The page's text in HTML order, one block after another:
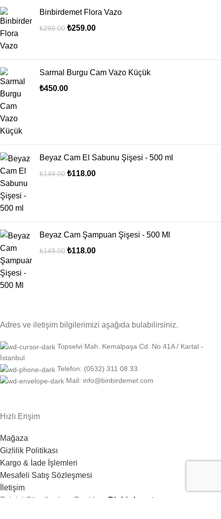
Binbirdemet Flora Vazo
₺299.00 ₺259.00
Sarmal Burgu Cam Vazo Küçük
₺450.00
Beyaz Cam El Sabunu Şişesi - 500 ml
₺149.00 ₺118.00
Beyaz Cam Şampuan Şişesi - 500 Ml
₺149.00 ₺118.00
Adres ve iletişim bilgilerimizi aşağıda bulabilirsiniz.
Topselvi Mah. Kemalpaşa Cd. No 41A / Kartal -
İstanbul
Telefon: (0532) 311 08 33
Mail: info@binbirdemet.com
Hızlı Erişim
Mağaza
Gizlilik Politikası
Kargo & İade İşlemleri
Mesafeli Satış Sözleşmesi
İletişim
Evinizi Güzelleştiren Renkler - Binbirdemet